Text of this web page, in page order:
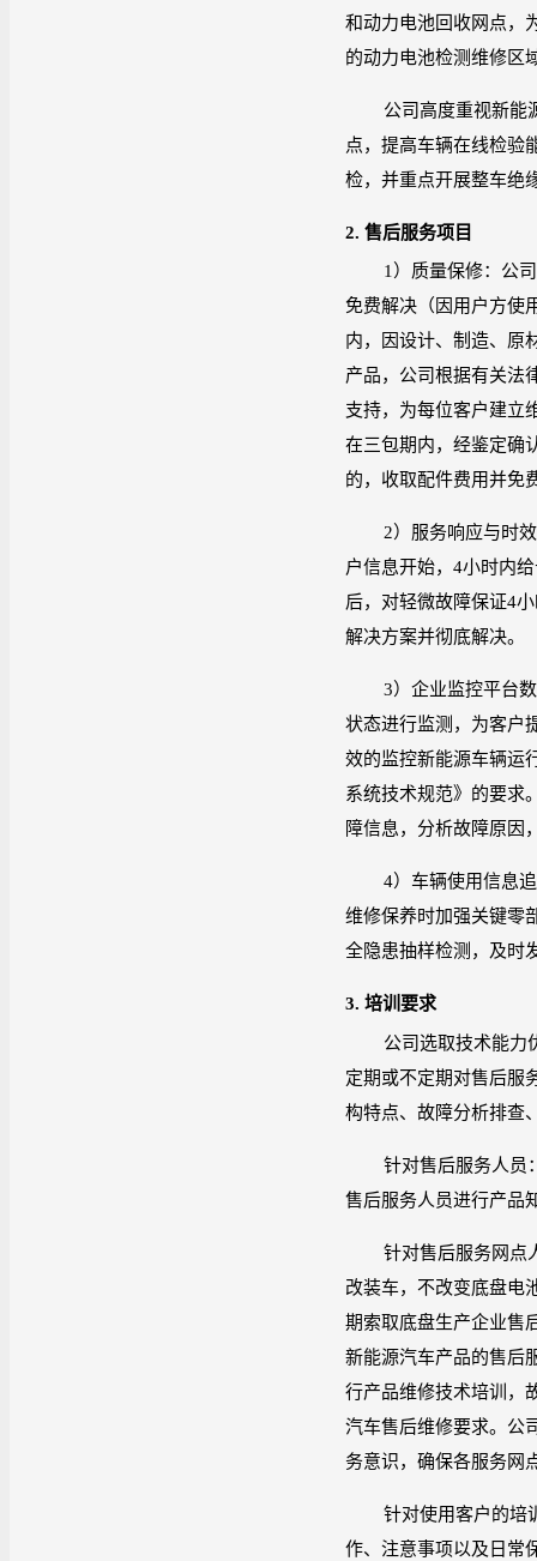
和动力电池回收网点，
的动力电池检测维修区
公司高度重视新能
点，提高车辆在线检验
检，并重点开展整车绝
2. 售后服务项目
1）质量保修：公
免费解决（因用户方使
内，因设计、制造、原
产品，公司根据有关法
支持，为每位客户建立
在三包期内，经鉴定确
的，收取配件费用并免
2）服务响应与时
户信息开始， 4小时内
后，对轻微故障保证4
解决方案并彻底解决。
3）企业监控平台
状态进行监测，为客户
效的监控新能源车辆运
系统技术规范》的要求
障信息，分析故障原因
4）车辆使用信息
维修保养时加强关键零
全隐患抽样检测，及时
3. 培训要求
公司选取技术能力
定期或不定期对售后服
构特点、故障分析排查
针对售后服务人员
售后服务人员进行产品
针对售后服务网点
改装车，不改变底盘电
期索取底盘生产企业售
新能源汽车产品的售后
行产品维修技术培训，
汽车售后维修要求。公
务意识，确保各服务网
针对使用客户的培
作、注意事项以及日常